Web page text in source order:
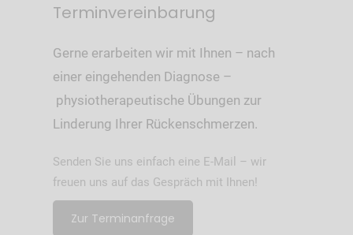
Terminvereinbarung
Gerne erarbeiten wir mit Ihnen – nach
einer eingehenden Diagnose –
physiotherapeutische Übungen zur
Linderung Ihrer Rückenschmerzen.
Senden Sie uns einfach eine E-Mail – wir
freuen uns auf das Gespräch mit Ihnen!
Zur Terminanfrage